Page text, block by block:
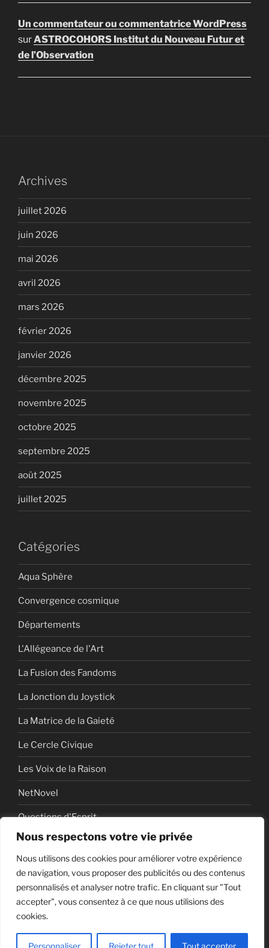
Nous respectons votre vie privée
Nous utilisons des cookies pour améliorer votre expérience
de navigation, vous proposer des publicités ou des contenus
personnalisés et analyser notre trafic. En cliquant sur "Tout
accepter", vous consentez à ce que nous utilisions des
cookies.
Personnaliser Rejeter tout Tout accepter
Un commentateur ou commentatrice WordPress
surASTROCOHORS Institut du Nouveau Futur et
de l’Observation
Archives
juillet 2026
juin 2026
mai 2026
avril 2026
mars 2026
février 2026
janvier 2026
décembre 2025
novembre 2025
octobre 2025
septembre 2025
août 2025
juillet 2025
Catégories
Aqua Sphère
Convergence cosmique
Départements
L'Allégeance de l'Art
La Fusion des Fandoms
La Jonction du Joystick
La Matrice de la Gaieté
Le Cercle Civique
Les Voix de la Raison
NetNovel
Questions d'Esprit
Série
Série vidéo
WordPress